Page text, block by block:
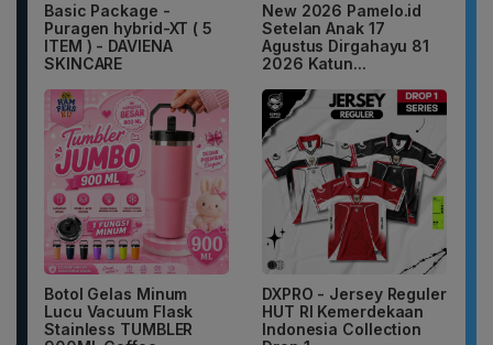
Basic Package -
Puragen hybrid-XT ( 5
ITEM ) - DAVIENA
SKINCARE
New 2026 Pamelo.id
Setelan Anak 17
Agustus Dirgahayu 81
2026 Katun...
Botol Gelas Minum
Lucu Vacuum Flask
Stainless TUMBLER
DXPRO - Jersey Reguler
HUT RI Kemerdekaan
Indonesia Collection